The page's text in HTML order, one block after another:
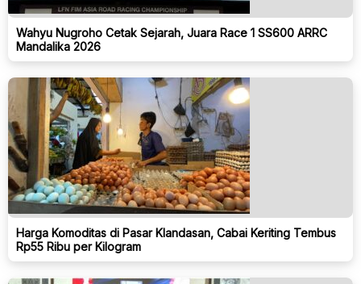
Wahyu Nugroho Cetak Sejarah, Juara Race 1 SS600 ARRC
Mandalika 2026
Harga Komoditas di Pasar Klandasan, Cabai Keriting Tembus
Rp55 Ribu per Kilogram